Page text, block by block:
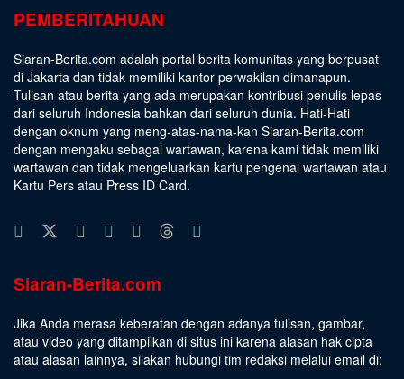
PEMBERITAHUAN
Siaran-Berita.com adalah portal berita komunitas yang berpusat
di Jakarta dan tidak memiliki kantor perwakilan dimanapun.
Tulisan atau berita yang ada merupakan kontribusi penulis lepas
dari seluruh Indonesia bahkan dari seluruh dunia. Hati-Hati
dengan oknum yang meng-atas-nama-kan Siaran-Berita.com
dengan mengaku sebagai wartawan, karena kami tidak memiliki
wartawan dan tidak mengeluarkan kartu pengenal wartawan atau
Kartu Pers atau Press ID Card.
Siaran-Berita.com
Jika Anda merasa keberatan dengan adanya tulisan, gambar,
atau video yang ditampilkan di situs ini karena alasan hak cipta
atau alasan lainnya, silakan hubungi tim redaksi melalui email di: